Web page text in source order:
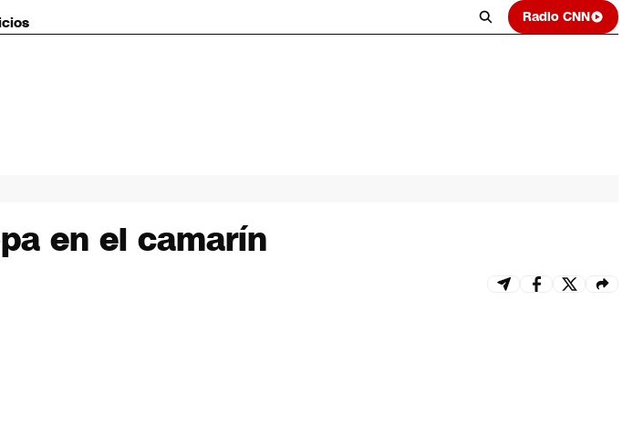
Radio CNN
en el camarín